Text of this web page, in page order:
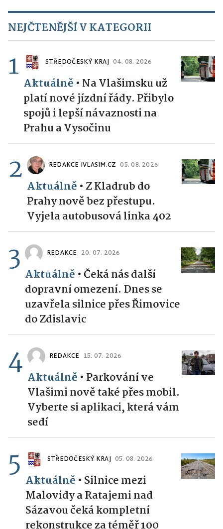
NEJČTENĚJŠÍ V KATEGORII
1 STŘEDOČESKÝ KRAJ 04. 08. 2026
Aktuálně • Na Vlašimsku už
platí nové jízdní řády. Přibylo
spojů i lepší návaznosti na
Prahu a Vysočinu
2 REDAKCE IVLASIM.CZ 05. 08. 2026
Aktuálně • Z Kladrub do
Prahy nově bez přestupu.
Vyjela autobusová linka 402
3 REDAKCE 20. 07. 2026
Aktuálně •Čeká nás další
dopravní omezení. Dnes se
uzavřela silnice přes Řimovice
do Zdislavic
4 REDAKCE 15. 07. 2026
Aktuálně • Parkování ve
Vlašimi nově také přes mobil.
Vyberte si aplikaci, která vám
sedí
5 STŘEDOČESKÝ KRAJ 05. 08. 2026
Aktuálně • Silnice mezi
Malovidy a Ratajemi nad
Sázavou čeká kompletní
rekonstrukce za téměř 100